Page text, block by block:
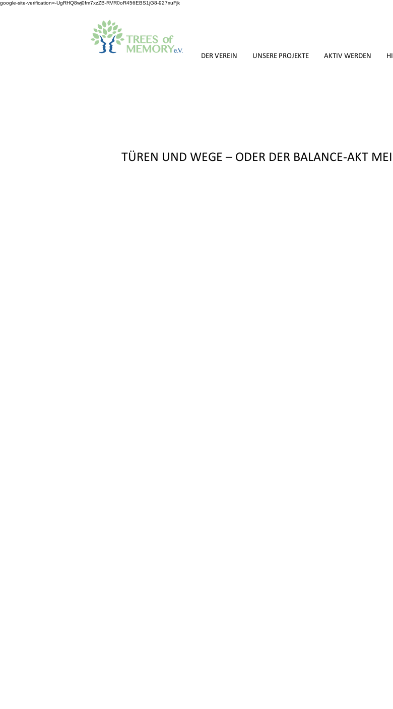
google-site-verification=-UgRHQ8wj0fm7xzZB-RVR0oR456EBS1jG8-927xuFjk
DER VEREIN UNSERE PROJEKTE AKTIV WERDEN
TÜREN UND WEGE – ODER DER BALANCE-AKT